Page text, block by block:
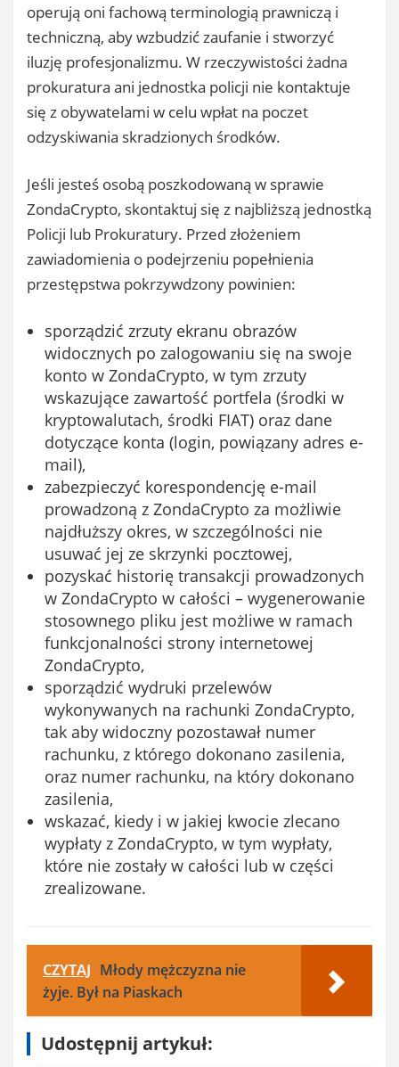
operują oni fachową terminologią prawniczą i
techniczną, aby wzbudzić zaufanie i stworzyć
iluzję profesjonalizmu. W rzeczywistości żadna
prokuratura ani jednostka policji nie kontaktuje
się z obywatelami w celu wpłat na poczet
odzyskiwania skradzionych środków.
​Jeśli jesteś osobą poszkodowaną w sprawie
ZondaCrypto, skontaktuj się z najbliższą jednostką
Policji lub Prokuratury. Przed złożeniem
zawiadomienia o podejrzeniu popełnienia
przestępstwa pokrzywdzony powinien:
sporządzić zrzuty ekranu obrazów
widocznych po zalogowaniu się na swoje
konto w ZondaCrypto, w tym zrzuty
wskazujące zawartość portfela (środki w
kryptowalutach, środki FIAT) oraz dane
dotyczące konta (login, powiązany adres e-
mail),
zabezpieczyć korespondencję e-mail
prowadzoną z ZondaCrypto za możliwie
najdłuższy okres, w szczególności nie
usuwać jej ze skrzynki pocztowej,
pozyskać historię transakcji prowadzonych
w ZondaCrypto w całości – wygenerowanie
stosownego pliku jest możliwe w ramach
funkcjonalności strony internetowej
ZondaCrypto,
sporządzić wydruki przelewów
wykonywanych na rachunki ZondaCrypto,
tak aby widoczny pozostawał numer
rachunku, z którego dokonano zasilenia,
oraz numer rachunku, na który dokonano
zasilenia,
wskazać, kiedy i w jakiej kwocie zlecano
wypłaty z ZondaCrypto, w tym wypłaty,
które nie zostały w całości lub w części
zrealizowane.
CZYTAJ Młody mężczyzna nie
żyje. Był na Piaskach
Udostępnij artykuł: